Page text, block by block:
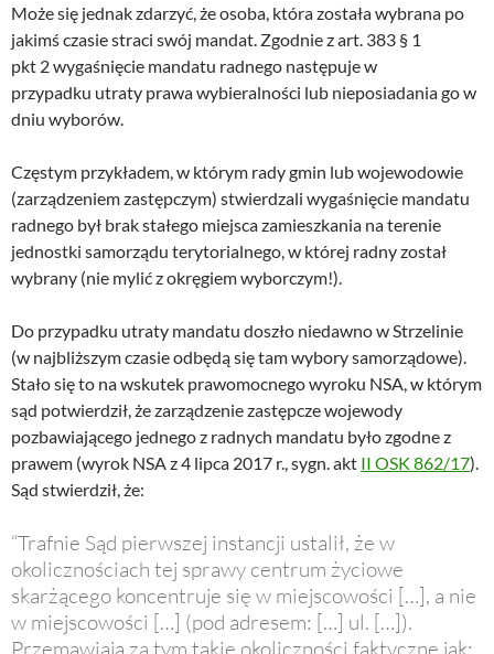
Może się jednak zdarzyć, że osoba, która została wybrana po
jakimś czasie straci swój mandat. Zgodnie z art. 383 § 1
pkt 2 wygaśnięcie mandatu radnego następuje w
przypadku utraty prawa wybieralności lub nieposiadania go w
dniu wyborów.
Częstym przykładem, w którym rady gmin lub wojewodowie
(zarządzeniem zastępczym) stwierdzali wygaśnięcie mandatu
radnego był brak stałego miejsca zamieszkania na terenie
jednostki samorządu terytorialnego, w której radny został
wybrany (nie mylić z okręgiem wyborczym!).
Do przypadku utraty mandatu doszło niedawno w Strzelinie
(w najbliższym czasie odbędą się tam wybory samorządowe).
Stało się to na wskutek prawomocnego wyroku NSA, w którym
sąd potwierdził, że zarządzenie zastępcze wojewody
pozbawiającego jednego z radnych mandatu było zgodne z
prawem (wyrok NSA z 4 lipca 2017 r., sygn. akt II OSK 862/17).
Sąd stwierdził, że:
“Trafnie Sąd pierwszej instancji ustalił, że w
okolicznościach tej sprawy centrum życiowe
skarżącego koncentruje się w miejscowości […], a nie
w miejscowości […] (pod adresem: […] ul. […]).
Przemawiają za tym takie okoliczności faktyczne jak: